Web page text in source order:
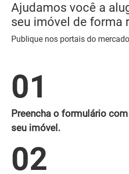
Ajudamos você a
seu imóvel de forma
Publique nos portais do
01
Preencha o formulário
seu imóvel.
02